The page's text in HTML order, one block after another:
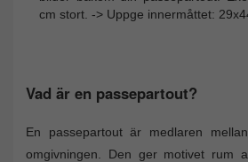
cm stort. -> Uppge innermåttet:
Vad är en passepartout?
En passepartout är medlaren
omgivningen. Den ger motivet rum